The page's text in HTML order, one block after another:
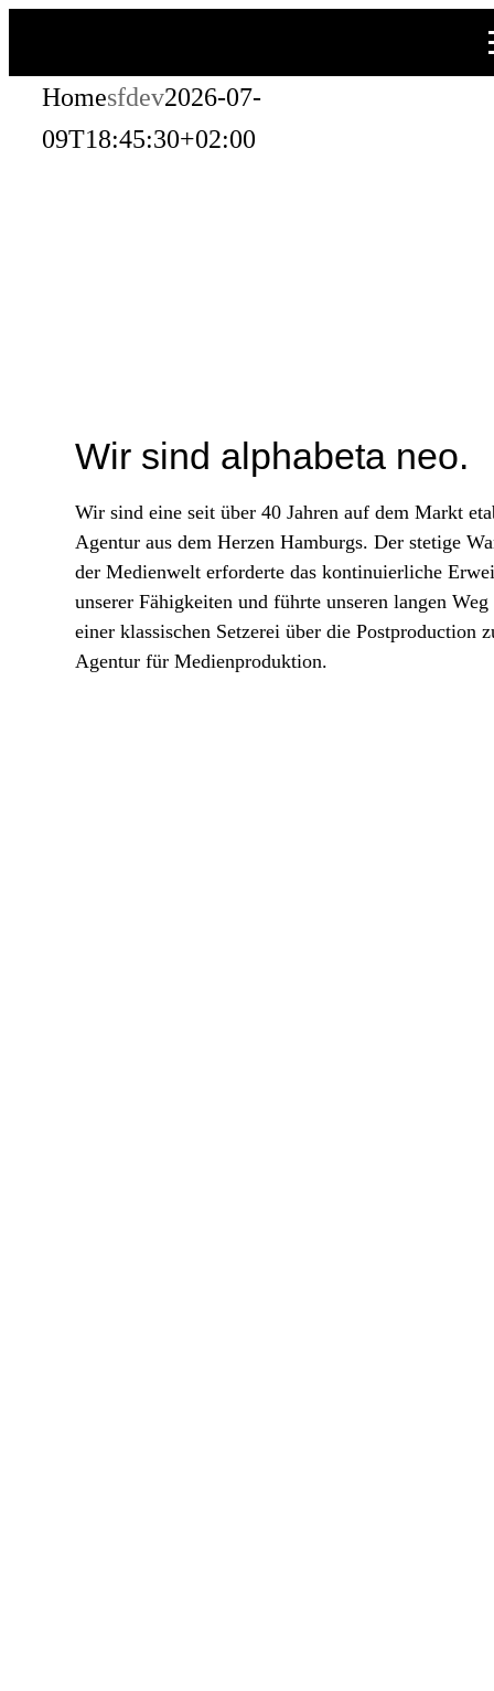
Inhalt
springen
Homesfdev2026-07-
09T18:45:30+02:00
Wir sind alphabeta neo.
Wir sind eine seit über 40 Jahren auf dem Markt
Agentur aus dem Herzen Hamburgs. Der stetige
der Medienwelt erforderte das kontinuierliche
unserer Fähigkeiten und führte unseren langen
einer klassischen Setzerei über die Postproduction
Agentur für Medienproduktion.